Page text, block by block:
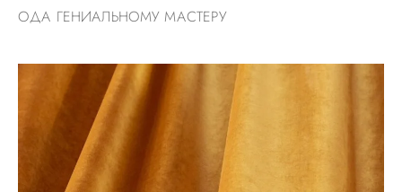
ОДА ГЕНИАЛЬНОМУ МАСТЕРУ